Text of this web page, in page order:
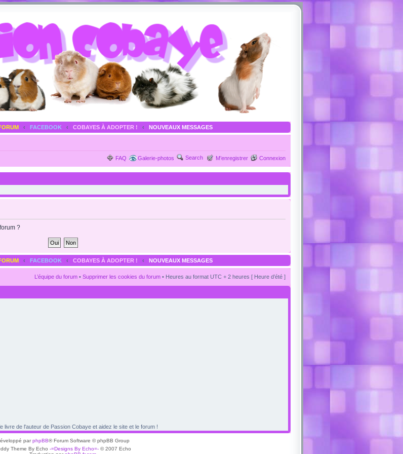
‹ FACEBOOK ‹ COBAYES À ADOPTER ! ‹ NOUVEAUX MESSAGES
FAQ Galerie-photos Search M’enregistrer Connexion
?
‹ FACEBOOK ‹ COBAYES À ADOPTER ! ‹ NOUVEAUX MESSAGES
L’équipe du forum • Supprimer les cookies du forum • Heures au format UTC + 2 heures [ Heure d’été ]
livre de l'auteur de Passion Cobaye et aidez le site et le forum !
parphpBB® Forum Software © phpBB Group
Theme By Echo -=Designs By Echo=-© 2007 Echo